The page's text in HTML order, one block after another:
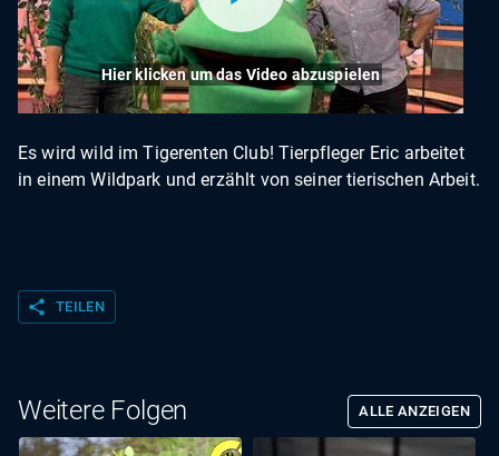
Hier klicken um das Video abzuspielen
Es wird wild im Tigerenten Club! Tierpfleger Eric arbeitet
in einem Wildpark und erzählt von seiner tierischen Arbeit.
share TEILEN
Weitere Folgen ALLE ANZEIGEN